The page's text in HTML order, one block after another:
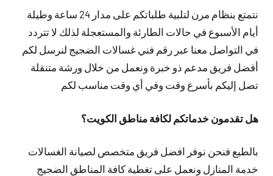
نتمتع بنظام مرن لتلبية طلباتكم على مدار 24 ساعة وطيلة
أيام الأسبوع في حالات الطارئة والمستعجلة لذلك لا تتردد
في التواصل معنا عبر رقم فني غسالات الضجيج لنرسل لكم
أفضل فريق مدعم ذو خبرة ونعمل من خلال ورشة متنقلة
تصل إليكم بأسرع وقت وفي أي وقت مناسب لكم
هل تقدمون خدماتكم لكافة مناطق الكويت؟
بالطبع فنحن نوفر افضل فريق متخصص لصيانة الغسالات
خدمة المنازل ونعمل على تغطية كافة المناطق الضجيج